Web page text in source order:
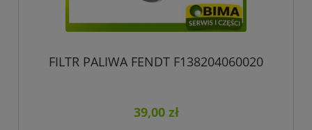
FILTR PALIWA FENDT F138204060020
39,00 zł